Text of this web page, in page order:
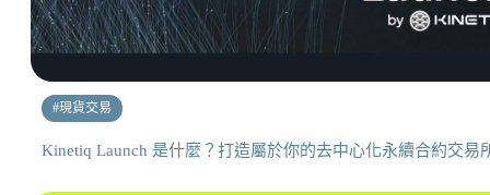
#現貨交易
Kinetiq Launch 是什麼？打造屬於你的去中心化永續合約交易